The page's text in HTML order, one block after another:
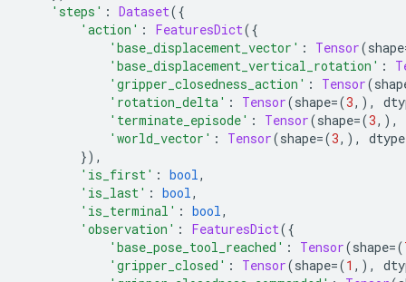
'steps' : Dataset({
'action' : FeaturesDict({
'base_displacement_vector' : Tensor(shape
'base_displacement_vertical_rotation' :
'gripper_closedness_action' : Tensor(
'rotation_delta' : Tensor(shape=(3,),
'terminate_episode' : Tensor(shape=(3,),
'world_vector' : Tensor(shape=(3,), dtype
}),
'is_first' : bool,
'is_last' : bool,
'is_terminal' : bool,
'observation' : FeaturesDict({
'base_pose_tool_reached' : Tensor(shape=(
'gripper_closed' : Tensor(shape=(1 ,),